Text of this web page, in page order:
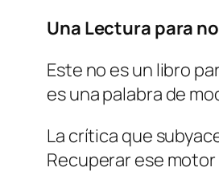
Una Lectura para
Este no es un libro
es una palabra de
La crítica que
Recuperar ese